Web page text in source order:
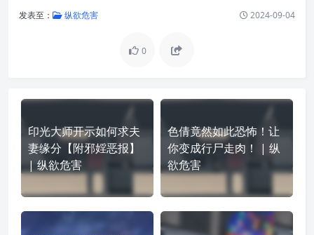
发表至： 纵欲危害 2024-09-04
0
印光大师开示如何求夫
妻缘分【附邪婬恶报】
| 纵欲危害
色倩竟然如此恐怖！让
你变成行尸走肉！ | 纵
欲危害